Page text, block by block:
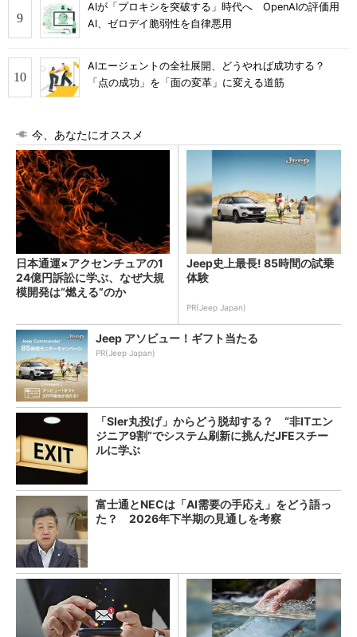
AIが「プロキシを突破する」時代へ OpenAIの評価用
AI、ゼロデイ脆弱性を自律悪用
AIエージェントの全社展開、どうやれば成功する？
「点の成功」を「面の変革」に変える道筋
今、あなたにオススメ
日本通運×アクセンチュアの1
24億円訴訟に学ぶ、なぜ大規
模開発は“燃える”のか
Jeep史上最長! 85時間の試乗
体験
PR(Jeep Japan)
Jeep アソビュー！ギフト当たる
PR(Jeep Japan)
「SIer丸投げ」からどう脱却する？ “非ITエン
ジニア9割”でシステム刷新に挑んだJFEスチー
ルに学ぶ
富士通とNECは「AI需要の手応え」をどう語っ
た？ 2026年下半期の見通しを考察